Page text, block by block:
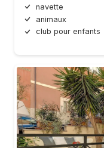
navette
animaux
club pour enfants